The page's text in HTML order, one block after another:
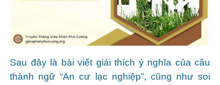
Sau đây là bài viết giải thích ý nghĩa của câu
thành ngữ “An cư lạc nghiệp”, cũng như soi